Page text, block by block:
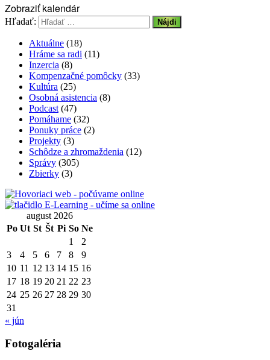
Zobraziť kalendár
Hľadať:
Aktuálne (18)
Hráme sa radi (11)
Inzercia (8)
Kompenzačné pomôcky (33)
Kultúra (25)
Osobná asistencia (8)
Podcast (47)
Pomáhame (32)
Ponuky práce (2)
Projekty (3)
Schôdze a zhromaždenia (12)
Správy (305)
Zbierky (3)
august 2026
Po Ut St Št Pi So Ne
1
2
3
4 5 6 7 8
9
10 11 12 13 14 15 16
17 18 19 20 21 22 23
24 25 26 27 28 29 30
31
« jún
Fotogaléria